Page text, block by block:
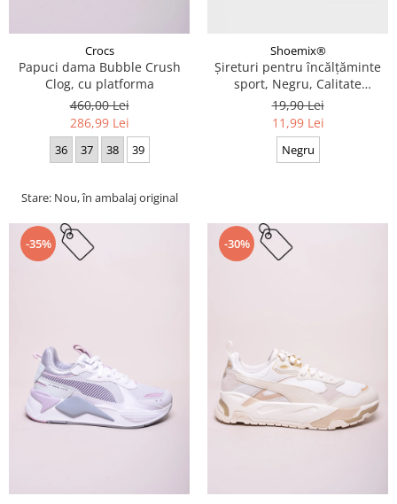
Crocs
Papuci dama Bubble Crush
Clog, cu platforma
460,00 Lei
286,99 Lei
36 37 38 39
Stare: Nou, în ambalaj original
Shoemix®
Șireturi pentru încălțăminte
sport, Negru, Calitate
premium, 110 cm x 0.8 cm
19,90 Lei
11,99 Lei
Negru
-35% -30%